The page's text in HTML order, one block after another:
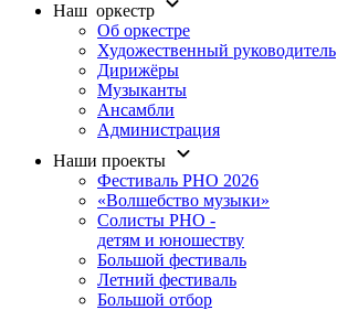
Наш оркестр
Об оркестре
Художественный руководитель
Дирижёры
Музыканты
Ансамбли
Администрация
Наши проекты
Фестиваль РНО 2026
«Волшебство музыки»
Солисты РНО -
детям и юношеству
Большой фестиваль
Летний фестиваль
Большой отбор